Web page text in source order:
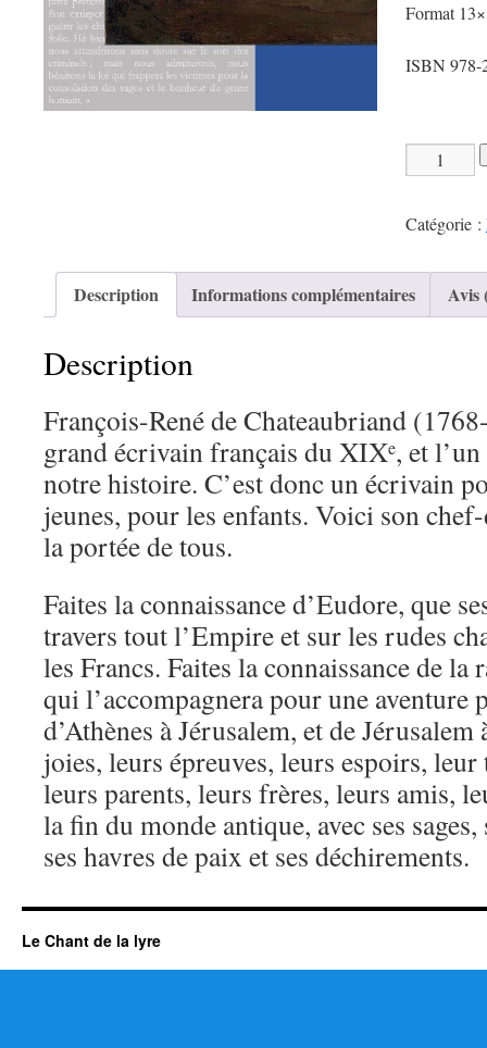
Format
ISBN 978-
quantité
de
Les
Catégorie :
Description Informations complémentaires Avis
Description
François-René de Chateaubriand
grand écrivain français du XIXe, et
notre histoire. C’est donc un écrivain
jeunes, pour les enfants. Voici son
la portée de tous.
Faites la connaissance d’Eudore, que
travers tout l’Empire et sur les rudes
les Francs. Faites la connaissance de la
qui l’accompagnera pour une aventure
d’Athènes à Jérusalem, et de
joies, leurs épreuves, leurs espoirs,
leurs parents, leurs frères, leurs amis,
la fin du monde antique, avec ses
ses havres de paix et ses déchirements.
Le Chant de la lyre